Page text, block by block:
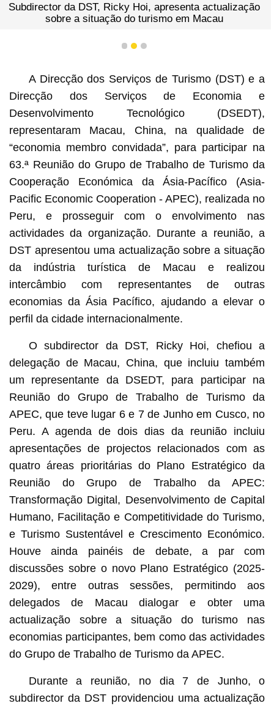
Subdirector da DST, Ricky Hoi, apresenta actualização
sobre a situação do turismo em Macau
1 2 3
A Direcção dos Serviços de Turismo (DST) e a
Direcção dos Serviços de Economia e
Desenvolvimento Tecnológico (DSEDT),
representaram Macau, China, na qualidade de
“economia membro convidada”, para participar na
63.ª Reunião do Grupo de Trabalho de Turismo da
Cooperação Económica da Ásia-Pacífico (Asia-
Pacific Economic Cooperation - APEC), realizada no
Peru, e prosseguir com o envolvimento nas
actividades da organização. Durante a reunião, a
DST apresentou uma actualização sobre a situação
da indústria turística de Macau e realizou
intercâmbio com representantes de outras
economias da Ásia Pacífico, ajudando a elevar o
perfil da cidade internacionalmente.
O subdirector da DST, Ricky Hoi, chefiou a
delegação de Macau, China, que incluiu também
um representante da DSEDT, para participar na
Reunião do Grupo de Trabalho de Turismo da
APEC, que teve lugar 6 e 7 de Junho em Cusco, no
Peru. A agenda de dois dias da reunião incluiu
apresentações de projectos relacionados com as
quatro áreas prioritárias do Plano Estratégico da
Reunião do Grupo de Trabalho da APEC:
Transformação Digital, Desenvolvimento de Capital
Humano, Facilitação e Competitividade do Turismo,
e Turismo Sustentável e Crescimento Económico.
Houve ainda painéis de debate, a par com
discussões sobre o novo Plano Estratégico (2025-
2029), entre outras sessões, permitindo aos
delegados de Macau dialogar e obter uma
actualização sobre a situação do turismo nas
economias participantes, bem como das actividades
do Grupo de Trabalho de Turismo da APEC.
Durante a reunião, no dia 7 de Junho, o
subdirector da DST providenciou uma actualização